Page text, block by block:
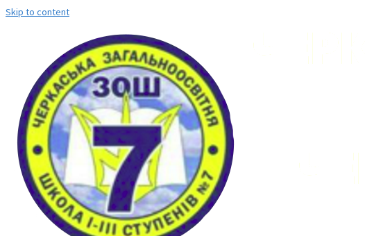
Skip to content